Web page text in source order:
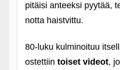
pitäisi anteeksi pyytää,
notta haistvittu.
80-luku kulminoituu
ostettiin toiset videot,